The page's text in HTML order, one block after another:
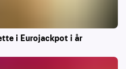
i Eurojackpot i år